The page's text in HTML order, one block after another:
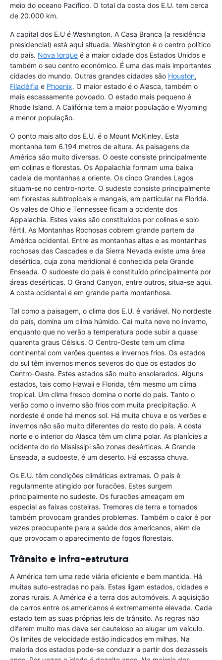
meio do oceano Pacífico. O total da costa dos E.U. tem cerca
de 20.000 km.
A capital dos E.U é Washington. A Casa Branca (a residência
presidencial) está aqui situada. Washington é o centro político
do país. Nova Iorque é a maior cidade dos Estados Unidos e
também o seu centro económico. É uma das mais importantes
cidades do mundo. Outras grandes cidades são Houston,
Filadélfia e Phoenix. O maior estado é o Alasca, também o
mais escassamente povoado. O estado mais pequeno é
Rhode Island. A Califórnia tem a maior população e Wyoming
a menor população.
O ponto mais alto dos E.U. é o Mount McKinley. Esta
montanha tem 6.194 metros de altura. As paisagens de
América são muito diversas. O oeste consiste principalmente
em colinas e florestas. Os Appalachia formam uma baixa
cadeia de montanhas a oriente. Os cinco Grandes Lagos
situam-se no centro-norte. O sudeste consiste principalmente
em florestas subtropicais e mangais, em particular na Florida.
Os vales de Ohio e Tennessee ficam a ocidente dos
Appalachia. Estes vales são constituídos por colinas e solo
fértil. As Montanhas Rochosas cobrem grande partem da
América ocidental. Entre as montanhas altas e as montanhas
rochosas das Cascades e da Sierra Nevada existe uma área
desértica, cuja zona meridional é conhecida pela Grande
Enseada. O sudoeste do país é constituído principalmente por
áreas desérticas. O Grand Canyon, entre outros, situa-se aqui.
A costa ocidental é em grande parte montanhosa.
Tal como a paisagem, o clima dos E.U. é variável. No nordeste
do país, domina um clima húmido. Cai muita neve no inverno,
enquanto que no verão a temperatura pode subir a quase
quarenta graus Célsius. O Centro-Oeste tem um clima
continental com verões quentes e invernos frios. Os estados
do sul têm invernos menos severos do que os estados do
Centro-Oeste. Estes estados são muito ensolarados. Alguns
estados, tais como Hawaii e Florida, têm mesmo um clima
tropical. Um clima fresco domina o norte do país. Tanto o
verão como o inverno são frios com muita precipitação. A
nordeste é onde há menos sol. Há muita chuva e os verões e
invernos não são muito diferentes do resto do país. A costa
norte e o interior do Alasca têm um clima polar. As planícies a
ocidente do rio Mississipi são zonas desérticas. A Grande
Enseada, a sudoeste, é um deserto. Há escassa chuva.
Os E.U. têm condições climáticas extremas. O país é
regularmente atingido por furacões. Estes surgem
principalmente no sudeste. Os furacões ameaçam em
especial as faixas costeiras. Tremores de terra e tornados
também provocam grandes problemas. Também o calor é por
vezes preocupante para a saúde dos americanos, além de
que provocam o aparecimento de fogos florestais.
Trânsito e infra-estrutura
A América tem uma rede viária eficiente e bem mantida. Há
muitas auto-estradas no país. Estas ligam estados, cidades e
zonas rurais. A América é a terra dos automóveis. A aquisição
de carros entre os americanos é extremamente elevada. Cada
estado tem as suas próprias leis de trânsito. As regras não
diferem muito mas deve ser cauteloso ao alugar um veículo.
Os limites de velocidade estão indicados em milhas. Na
maioria dos estados pode-se conduzir a partir dos dezasseis